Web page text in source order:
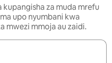
kupangisha za muda mrefu
upo nyumbani kwa
mwezi mmoja au zaidi.
vinjari kwa kutumia